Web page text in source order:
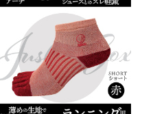
でシューズとのズレを軽減。